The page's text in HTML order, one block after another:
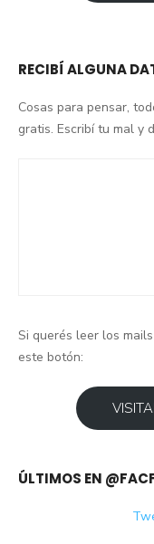
RECIBÍ ALGUNA
Cosas para pensar,
gratis. Escribí tu mal y
Si querés leer los
este botón:
ÚLTIMOS EN